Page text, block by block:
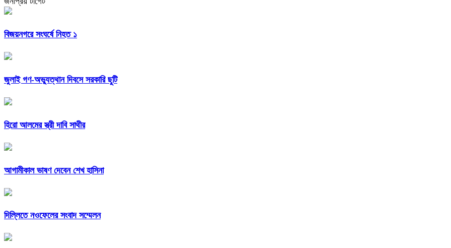
বিজয়নগরে সংঘর্ষে নিহত ১
জুলাই গণ-অভ্যুত্থান দিবসে সরকারি ছুটি
হিরো আলমের স্ত্রী দাবি সাথীর
আগামীকাল ভাষণ দেবেন শেখ হাসিনা
দিল্লিতে নওফেলের সংবাদ সম্মেলন